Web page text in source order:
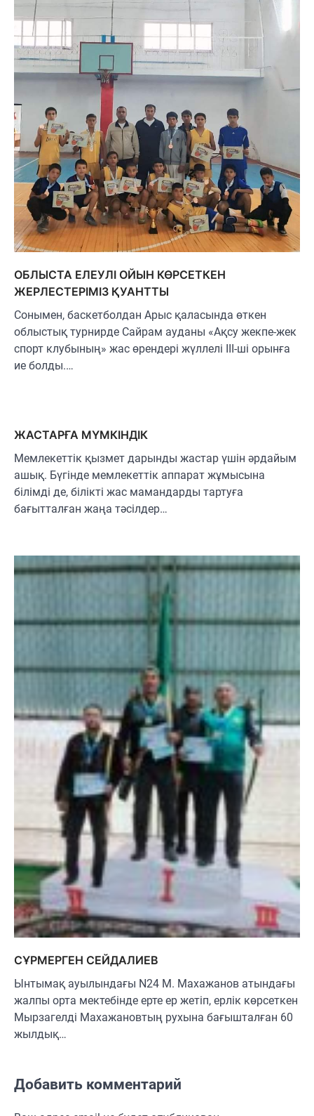
ОБЛЫСТА ЕЛЕУЛІ ОЙЫН КӨРСЕТКЕН
ЖЕРЛЕСТЕРІМІЗ ҚУАНТТЫ
Сонымен, баскетболдан Арыс қаласында өткен
облыстық турнирде Сайрам ауданы «Ақсу жекпе-жек
спорт клубының» жас өрендері жүллелі III-ші орынға
ие болды.…
ЖАСТАРҒА МҮМКІНДІК
Мемлекеттік қызмет дарынды жастар үшін әрдайым
ашық. Бүгінде мемлекеттік аппарат жұмысына
білімді де, білікті жас мамандарды тартуға
бағытталған жаңа тәсілдер…
СҰРМЕРГЕН СЕЙДАЛИЕВ
Ынтымақ ауылындағы N24 М. Махажанов атындағы
жалпы орта мектебінде ерте ер жетіп, ерлік көрсеткен
Мырзагелді Махажановтың рухына бағышталған 60
жылдық…
Добавить комментарий